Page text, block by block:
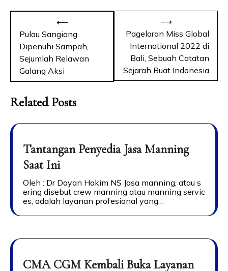
⟵
Pulau Sangiang
Dipenuhi Sampah,
Sejumlah Relawan
Galang Aksi
Pagelaran Miss Global
International 2022 di
Bali, Sebuah Catatan
Sejarah Buat Indonesia
⟶
Related Posts
Tantangan Penyedia Jasa Manning
Saat Ini
Oleh : Dr Dayan Hakim NS Jasa manning, atau s
ering disebut crew manning atau manning servic
es, adalah layanan profesional yang…
CMA CGM Kembali Buka Layanan